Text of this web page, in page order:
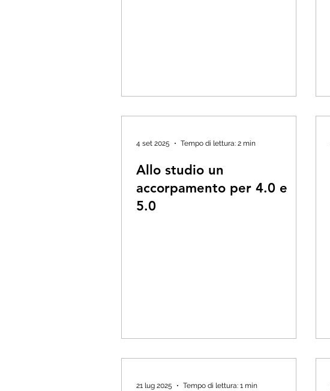
Allo studio un
accorpamento per 4.0 e
5.0
4 set 2025 Tempo di lettura: 2 min
21 lug 2025 Tempo di lettura: 1 min